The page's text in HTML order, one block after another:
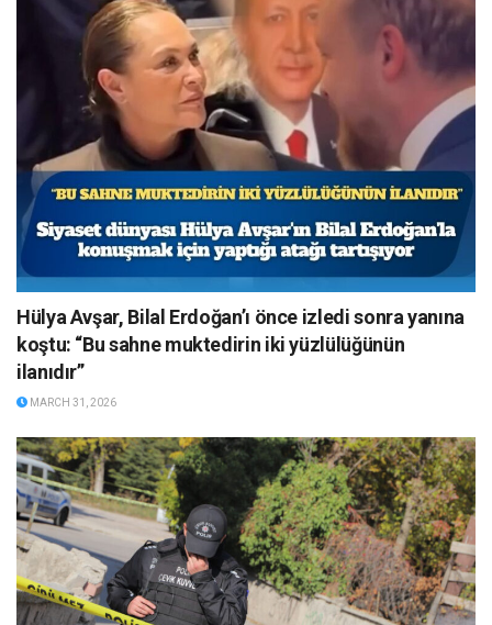
Hülya Avşar, Bilal Erdoğan’ı önce izledi sonra yanına
koştu: “Bu sahne muktedirin iki yüzlülüğünün
ilanıdır”
MARCH 31, 2026